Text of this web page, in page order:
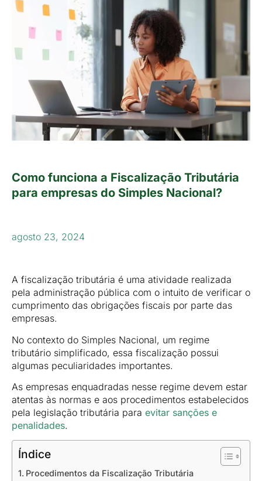
Como funciona a Fiscalização Tributária
para empresas do Simples Nacional?
agosto 23, 2024
A fiscalização tributária é uma atividade realizada
pela administração pública com o intuito de verificar o
cumprimento das obrigações fiscais por parte das
empresas.
No contexto do Simples Nacional, um regime
tributário simplificado, essa fiscalização possui
algumas peculiaridades importantes.
As empresas enquadradas nesse regime devem estar
atentas às normas e aos procedimentos estabelecidos
pela legislação tributária para evitar sanções e
penalidades.
Índice
Procedimentos da Fiscalização Tributária